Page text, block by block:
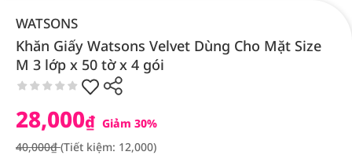
WATSONS
Khăn Giấy Watsons Velvet Dùng Cho Mặt Size
M 3 lớp x 50 tờ x 4 gói
28,000₫ Giảm 30%
40,000₫(Tiết kiệm: 12,000)